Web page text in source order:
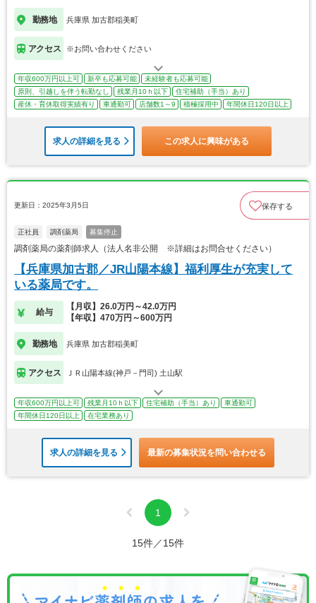
勤務地 兵庫県 加古郡稲美町
アクセス ※お問い合わせください
年収600万円以上可 新卒も応募可能
未経験者も応募可能
原則、引越しを伴う転勤なし
残業月10ｈ以下
住宅補助（手当）あり
産休・育休取得実績有り
車通勤可 店舗数1～9 積極採用中 年間休日120日以上
求人の詳細を見る この求人に興味がある
更新日：2025年3月5日 保存する
正社員 調剤薬局 募集停止
調剤薬局の薬剤師求人（法人名非公開 ※詳細はお問合せください）
【兵庫県加古郡／JR山陽本線】福利厚生が充実して
いる薬局です。
給与
【月収】26.0万円～42.0万円
【年収】470万円～600万円
勤務地 兵庫県 加古郡稲美町
アクセス ＪＲ山陽本線(神戸－門司) 土山駅
年収600万円以上可 残業月10ｈ以下 住宅補助（手当）あり
車通勤可
年間休日120日以上
在宅業務あり
求人の詳細を見る 最新の募集状況を問い合わせる
1
15件／15件